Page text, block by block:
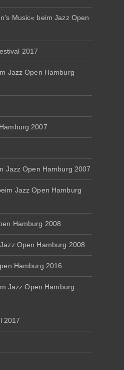
Music« beim Jazz Open
2017
Jazz Open Hamburg
2007
Jazz Open Hamburg 2007
Jazz Open Hamburg
Hamburg 2008
Open Hamburg 2008
Hamburg 2016
Jazz Open Hamburg
2017